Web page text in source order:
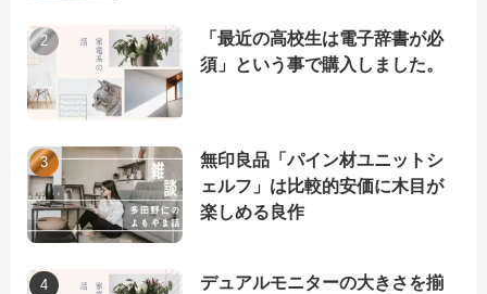
「最近の高校生は電子辞書が必
須」という事で購入しました。
無印良品「パイン材ユニットシ
ェルフ」は比較的安価に木目が
楽しめる良作
デュアルモニターの大きさを揃